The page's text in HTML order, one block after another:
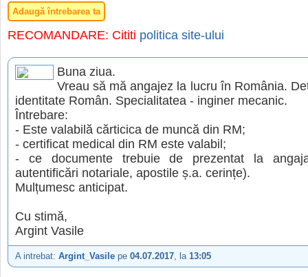
Adaugă întrebarea ta
RECOMANDARE: Cititi politica site-ului
Buna ziua.
Vreau să mă angajez la lucru în România.
identitate Român. Specialitatea - inginer mecanic.
Întrebare:
- Este valabilă cărticica de muncă din RM;
- certificat medical din RM este valabil;
- ce documente trebuie de prezentat la
autentificări notariale, apostile ș.a. cerințe).
Mulțumesc anticipat.
Cu stimă,
Argint Vasile
A intrebat: Argint_Vasile pe 04.07.2017, la 13:05